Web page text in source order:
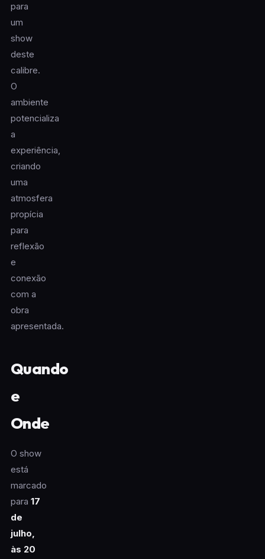
para
um
show
deste
calibre.
O
ambiente
potencializa
a
experiência,
criando
uma
atmosfera
propícia
para
reflexão
e
conexão
com a
obra
apresentada.
Quando
e
Onde
O show
está
marcado
para 17
de
julho,
às 20